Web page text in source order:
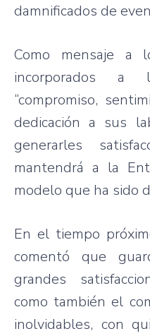
damnificados de
Como mensaje a
incorporados a
“compromiso,
dedicación a sus
generarles
mantendrá a la
modelo que ha sido
En el tiempo
comentó que
grandes
como también el
inolvidables, con